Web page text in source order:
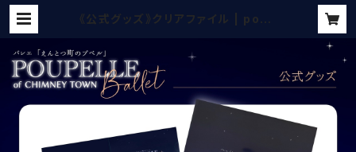
《公式グッズ》クリアファイル | poup